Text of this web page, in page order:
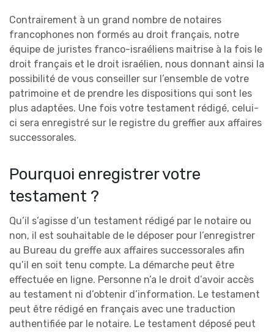
Contrairement à un grand nombre de notaires
francophones non formés au droit français, notre
équipe de juristes franco-israéliens maitrise à la fois le
droit français et le droit israélien, nous donnant ainsi la
possibilité de vous conseiller sur l’ensemble de votre
patrimoine et de prendre les dispositions qui sont les
plus adaptées. Une fois votre testament rédigé, celui-
ci sera enregistré sur le registre du greffier aux affaires
successorales.
Pourquoi enregistrer votre
testament ?
Qu’il s’agisse d’un testament rédigé par le notaire ou
non, il est souhaitable de le déposer pour l’enregistrer
au Bureau du greffe aux affaires successorales afin
qu’il en soit tenu compte. La démarche peut être
effectuée en ligne. Personne n’a le droit d’avoir accès
au testament ni d’obtenir d’information. Le testament
peut être rédigé en français avec une traduction
authentifiée par le notaire. Le testament déposé peut